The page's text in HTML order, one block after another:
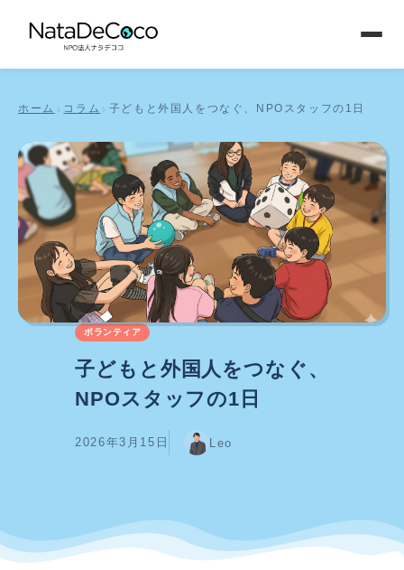
ホーム › コラム › 子どもと外国人をつなぐ、NPOスタッフの1日
ボランティア
子どもと外国人をつなぐ、
NPOスタッフの1日
2026年3月15日 Leo